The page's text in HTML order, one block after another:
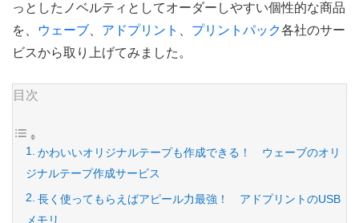
っとしたノベルティとしてオーダーしやすい個性的な商品
を、
ウェーブ アドプリント プリントパック各社のサー
ビスから取り上げてみました。
目次
かわいいオリジナルテープも作成できる！ ウェーブのオリ
ジナルテープ作成サービス
長く使ってもらえばアピール力最強！ アドプリントのUSB